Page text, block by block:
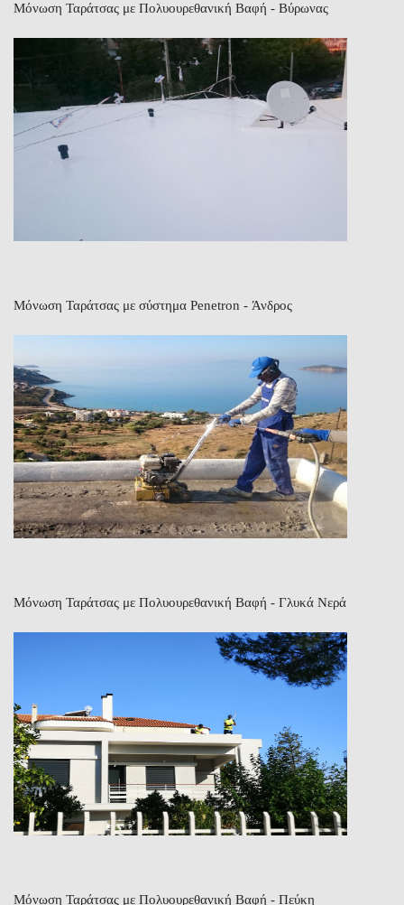
Μόνωση Ταράτσας με Πολυουρεθανική Βαφή - Βύρωνας
Μόνωση Ταράτσας με σύστημα Penetron - Άνδρος
Μόνωση Ταράτσας με Πολυουρεθανική Βαφή - Γλυκά Νερά
Μόνωση Ταράτσας με Πολυουρεθανική Βαφή - Πεύκη